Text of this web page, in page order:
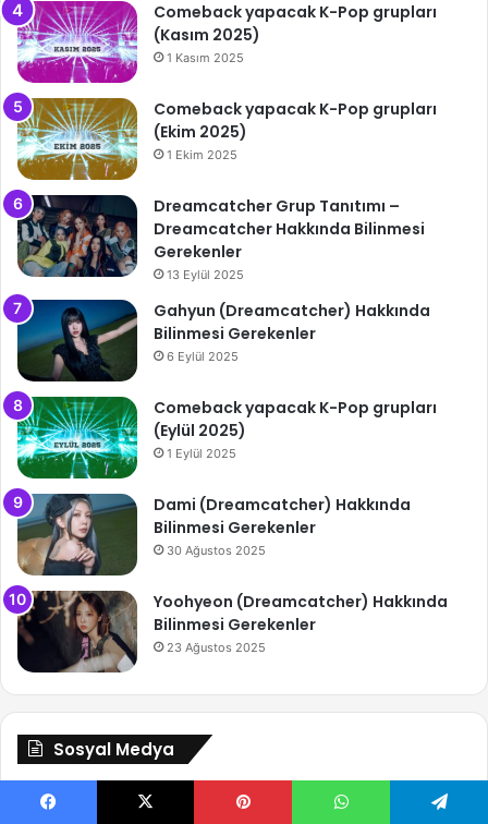
Comeback yapacak K-Pop grupları
(Kasım 2025)
1 Kasım 2025
Comeback yapacak K-Pop grupları
(Ekim 2025)
1 Ekim 2025
Dreamcatcher Grup Tanıtımı –
Dreamcatcher Hakkında Bilinmesi
Gerekenler
13 Eylül 2025
Gahyun (Dreamcatcher) Hakkında
Bilinmesi Gerekenler
6 Eylül 2025
Comeback yapacak K-Pop grupları
(Eylül 2025)
1 Eylül 2025
Dami (Dreamcatcher) Hakkında
Bilinmesi Gerekenler
30 Ağustos 2025
Yoohyeon (Dreamcatcher) Hakkında
Bilinmesi Gerekenler
23 Ağustos 2025
Sosyal Medya